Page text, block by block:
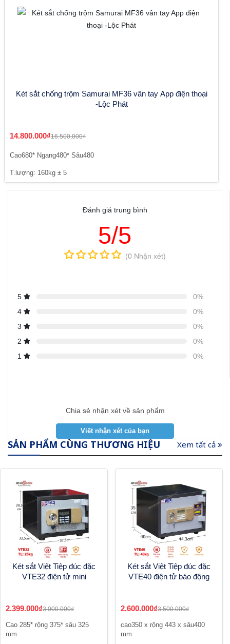
Két sắt chống trộm Samurai MF36 vân tay App điện thoại
-Lộc Phát
14.800.000₫16.500.000₫
Cao680* Ngang480* Sâu480
T.lượng: 160kg ± 5
Đánh giá trung bình
5/5
(0 Nhận xét)
5
0%
4
0%
3
0%
2
0%
1
0%
Chia sẻ nhận xét về sản phẩm
SẢN PHẨM CÙNG THƯƠNG HIỆU Xem tất cả
Két sắt Việt Tiệp đúc đặc
VTE32 điện tử mini
2.399.000₫3.000.000₫
Cao 285* rộng 375* sâu 325
mm
Két sắt Việt Tiệp đúc đặc
VTE40 điện tử báo động
2.600.000₫3.500.000₫
cao350 x rộng 443 x sâu400
mm